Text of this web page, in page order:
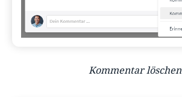
Kommentar löschen